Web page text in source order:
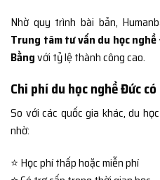
Nhờ quy trình bài bản,
Trung tâm tư vấn du học
Bằngvới tỷ lệ thành công cao.
Chi phí du học nghề Đức
So với các quốc gia khác, du
nhờ:
⭐ Học phí thấp hoặc miễn phí